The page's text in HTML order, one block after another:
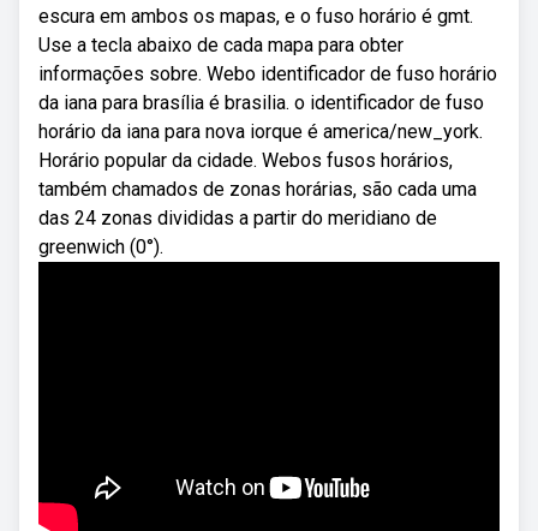
escura em ambos os mapas, e o fuso horário é gmt.
Use a tecla abaixo de cada mapa para obter
informações sobre. Webo identificador de fuso horário
da iana para brasília é brasilia. o identificador de fuso
horário da iana para nova iorque é america/new_york.
Horário popular da cidade. Webos fusos horários,
também chamados de zonas horárias, são cada uma
das 24 zonas divididas a partir do meridiano de
greenwich (0°).